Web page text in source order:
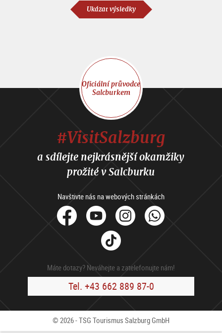
Ukázat výsledky
Oficiální průvodce
Salcburkem
#VisitSalzburg
a sdílejte nejkrásnější okamžiky
prožité v Salcburku
Navštivte nás na webových stránkách
facebook
YoutubeInstagram
Tik
Tok
Máte dotazy? Neváhejte a zatelefonujte nám!
Tel. +43 662 889 87-0
© 2026 - TSG Tourismus Salzburg GmbH